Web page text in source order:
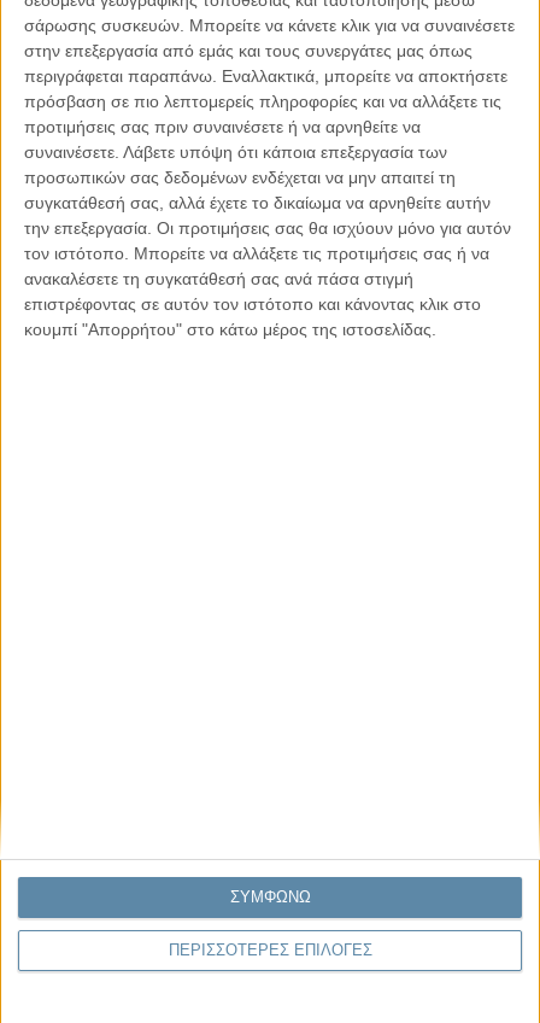
σάρωσης συσκευών. Μπορείτε να κάνετε κλικ για να συναινέσετε
στην επεξεργασία από εμάς και τους συνεργάτες μας όπως
περιγράφεται παραπάνω. Εναλλακτικά, μπορείτε να αποκτήσετε
πρόσβαση σε πιο λεπτομερείς πληροφορίες και να αλλάξετε τις
προτιμήσεις σας πριν συναινέσετε ή να αρνηθείτε να
συναινέσετε. Λάβετε υπόψη ότι κάποια επεξεργασία των
προσωπικών σας δεδομένων ενδέχεται να μην απαιτεί τη
συγκατάθεσή σας, αλλά έχετε το δικαίωμα να αρνηθείτε αυτήν
την επεξεργασία. Οι προτιμήσεις σας θα ισχύουν μόνο για αυτόν
τον ιστότοπο. Μπορείτε να αλλάξετε τις προτιμήσεις σας ή να
ανακαλέσετε τη συγκατάθεσή σας ανά πάσα στιγμή
επιστρέφοντας σε αυτόν τον ιστότοπο και κάνοντας κλικ στο
κουμπί "Απορρήτου" στο κάτω μέρος της ιστοσελίδας.
ΠΕΡΙΣΣΟΤΕΡΕΣ ΕΠΙΛΟΓΕΣ
ΣΥΜΦΩΝΩ
Αντώνιος Ντακανάλης
Τέμπη: Η Κορυφή του Παγόβουνου
μιας Κοινωνίας που βράζει
Γιάννης Πανούσης
Μικροδιάβολοι ή άγουροι
εγκληματίες; – Άρθρο – παρέμβαση
στο Propago του Γιάννη Πανούση
Να αφήνεις τους ανθρώπους να είναι (letting